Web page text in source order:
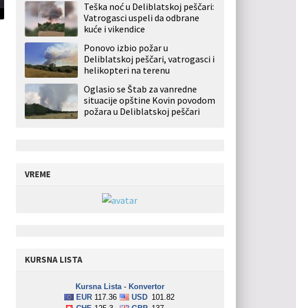
Teška noć u Deliblatskoj peščari:
Vatrogasci uspeli da odbrane
kuće i vikendice
Ponovo izbio požar u
Deliblatskoj peščari, vatrogasci i
helikopteri na terenu
Oglasio se Štab za vanredne
situacije opštine Kovin povodom
požara u Deliblatskoj peščari
VREME
KURSNA LISTA